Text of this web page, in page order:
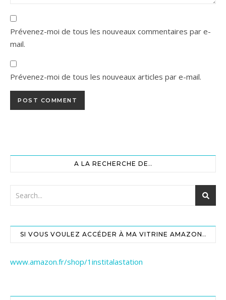
Prévenez-moi de tous les nouveaux commentaires par e-
mail.
Prévenez-moi de tous les nouveaux articles par e-mail.
A LA RECHERCHE DE..
SI VOUS VOULEZ ACCÉDER À MA VITRINE AMAZON..
www.amazon.fr/shop/1institalastation